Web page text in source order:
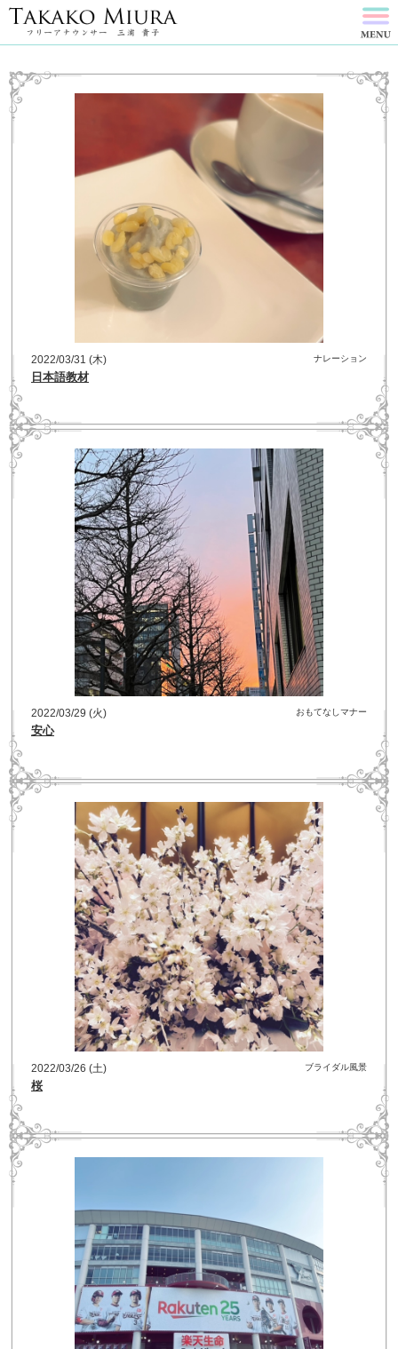
2022/03/31 (木) ナレーション
日本語教材
2022/03/29 (火) おもてなしマナー
安心
2022/03/26 (土) ブライダル風景
桜